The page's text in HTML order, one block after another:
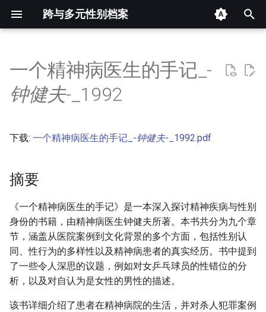
跨与多元性别档案
开
一个精神病医生的手记_-
钟健夫-_1992
下载: 一个精神病医生的手记_-钟健夫-_1992.pdf
摘要
《一个精神病医生的手记》是一本深入探讨精神疾病与性别
身份的书籍，由精神病医生钟健夫所著。本书共分为九个章
节，涵盖从医院案例到文化背景的多个方面，包括性别认
同、性行为的多样性以及精神病患者的真实经历。书中提到
了一些令人深思的议题，例如对女乒乓球员的性错位的分
析，以及对自认为是女性的男性的描述。
该书详细介绍了患者在精神病院的生活，并对杀人犯罪案例